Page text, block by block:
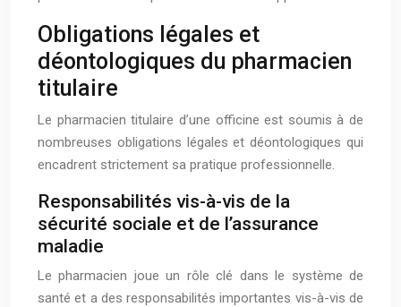
Obligations légales et
déontologiques du pharmacien
titulaire
Le pharmacien titulaire d’une officine est soumis à de
nombreuses obligations légales et déontologiques qui
encadrent strictement sa pratique professionnelle.
Responsabilités vis-à-vis de la
sécurité sociale et de l’assurance
maladie
Le pharmacien joue un rôle clé dans le système de
santé et a des responsabilités importantes vis-à-vis de